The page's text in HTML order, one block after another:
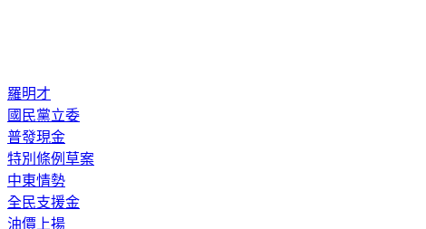
羅明才
國民黨立委
普發現金
特別條例草案
中東情勢
全民支援金
油價上揚